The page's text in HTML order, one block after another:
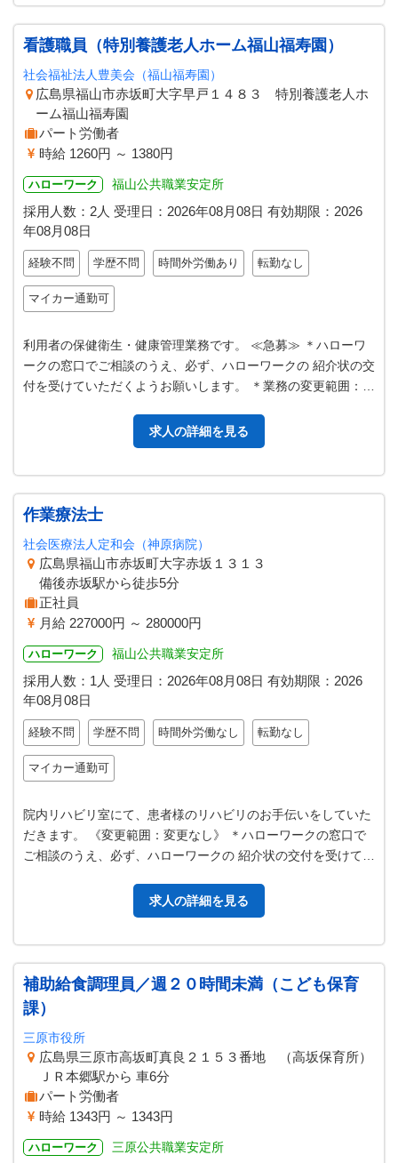
看護職員（特別養護老人ホーム福山福寿園）
社会福祉法人豊美会（福山福寿園）
広島県福山市赤坂町大字早戸１４８３ 特別養護老人ホ
ーム福山福寿園
パート労働者
時給 1260円 ～ 1380円
ハローワーク 福山公共職業安定所
採用人数：2人 受理日： 2026年08月08日 有効期限： 2026
年08月08日
経験不問 学歴不問 時間外労働あり 転勤なし
マイカー通勤可
利用者の保健衛生・健康管理業務です。 ≪急募≫ ＊ハローワ
ークの窓口でご相談のうえ、必ず、ハローワークの 紹介状の交
付を受けていただくようお願いします。 ＊業務の変更範囲：変
求人の詳細を見る
作業療法士
社会医療法人定和会（神原病院）
広島県福山市赤坂町大字赤坂１３１３
備後赤坂駅から徒歩5分
正社員
月給 227000円 ～ 280000円
ハローワーク 福山公共職業安定所
採用人数：1人 受理日： 2026年08月08日 有効期限： 2026
年08月08日
経験不問 学歴不問 時間外労働なし 転勤なし
マイカー通勤可
院内リハビリ室にて、患者様のリハビリのお手伝いをしていた
だきます。 《変更範囲：変更なし》 ＊ハローワークの窓口で
ご相談のうえ、必ず、ハローワークの 紹介状の交付を受けてい
求人の詳細を見る
補助給食調理員／週２０時間未満（こども保育
課）
三原市役所
広島県三原市高坂町真良２１５３番地 （高坂保育所）
ＪＲ本郷駅から 車6分
パート労働者
時給 1343円 ～ 1343円
ハローワーク 三原公共職業安定所